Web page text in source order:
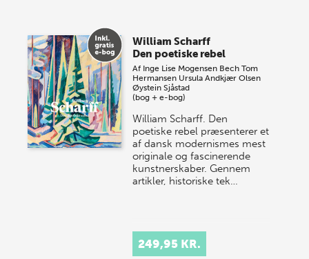
store sommer-lagersalg, så sæt kryds i kalenderen
onsdag den 10. j…
William Scharff
Den poetiske rebel
Af Inge Lise Mogensen Bech Tom
Hermansen Ursula Andkjær Olsen
Øystein Sjåstad
(bog + e-bog)
William Scharff. Den
poetiske rebel præsenterer et
af dansk modernismes mest
originale og fascinerende
kunstnerskaber. Gennem
artikler, historiske tek…
249,95 KR.